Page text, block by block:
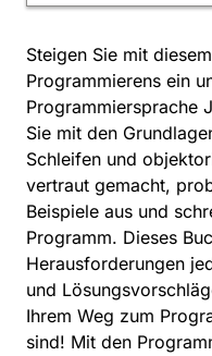
Steigen Sie mit
Programmierens ein
Programmiersprache
Sie mit den
Schleifen und
vertraut gemacht,
Beispiele aus und
Programm. Dieses
Herausforderungen
und
Ihrem Weg zum
sind! Mit den